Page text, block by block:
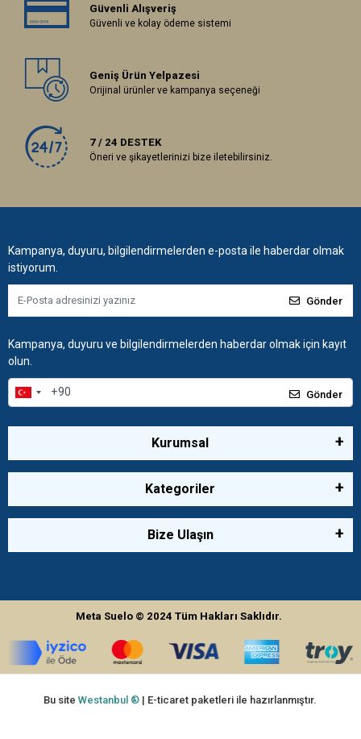
Güvenli Alışveriş
Güvenli ve kolay ödeme sistemi
Geniş Ürün Yelpazesi
Orijinal ürünler ve kampanya seçeneği
7 / 24 DESTEK
Öneri ve şikayetlerinizi bize iletebilirsiniz.
Kampanya, duyuru, bilgilendirmelerden e-posta ile haberdar olmak
istiyorum.
Gönder
Kampanya, duyuru ve bilgilendirmelerden haberdar olmak için kayıt
olun.
Gönder
Kurumsal
Kategoriler
Bize Ulaşın
Meta Suelo © 2024Tüm Hakları Saklıdır.
Bu siteWestanbul ® | E-ticaret paketleri ile hazırlanmıştır.